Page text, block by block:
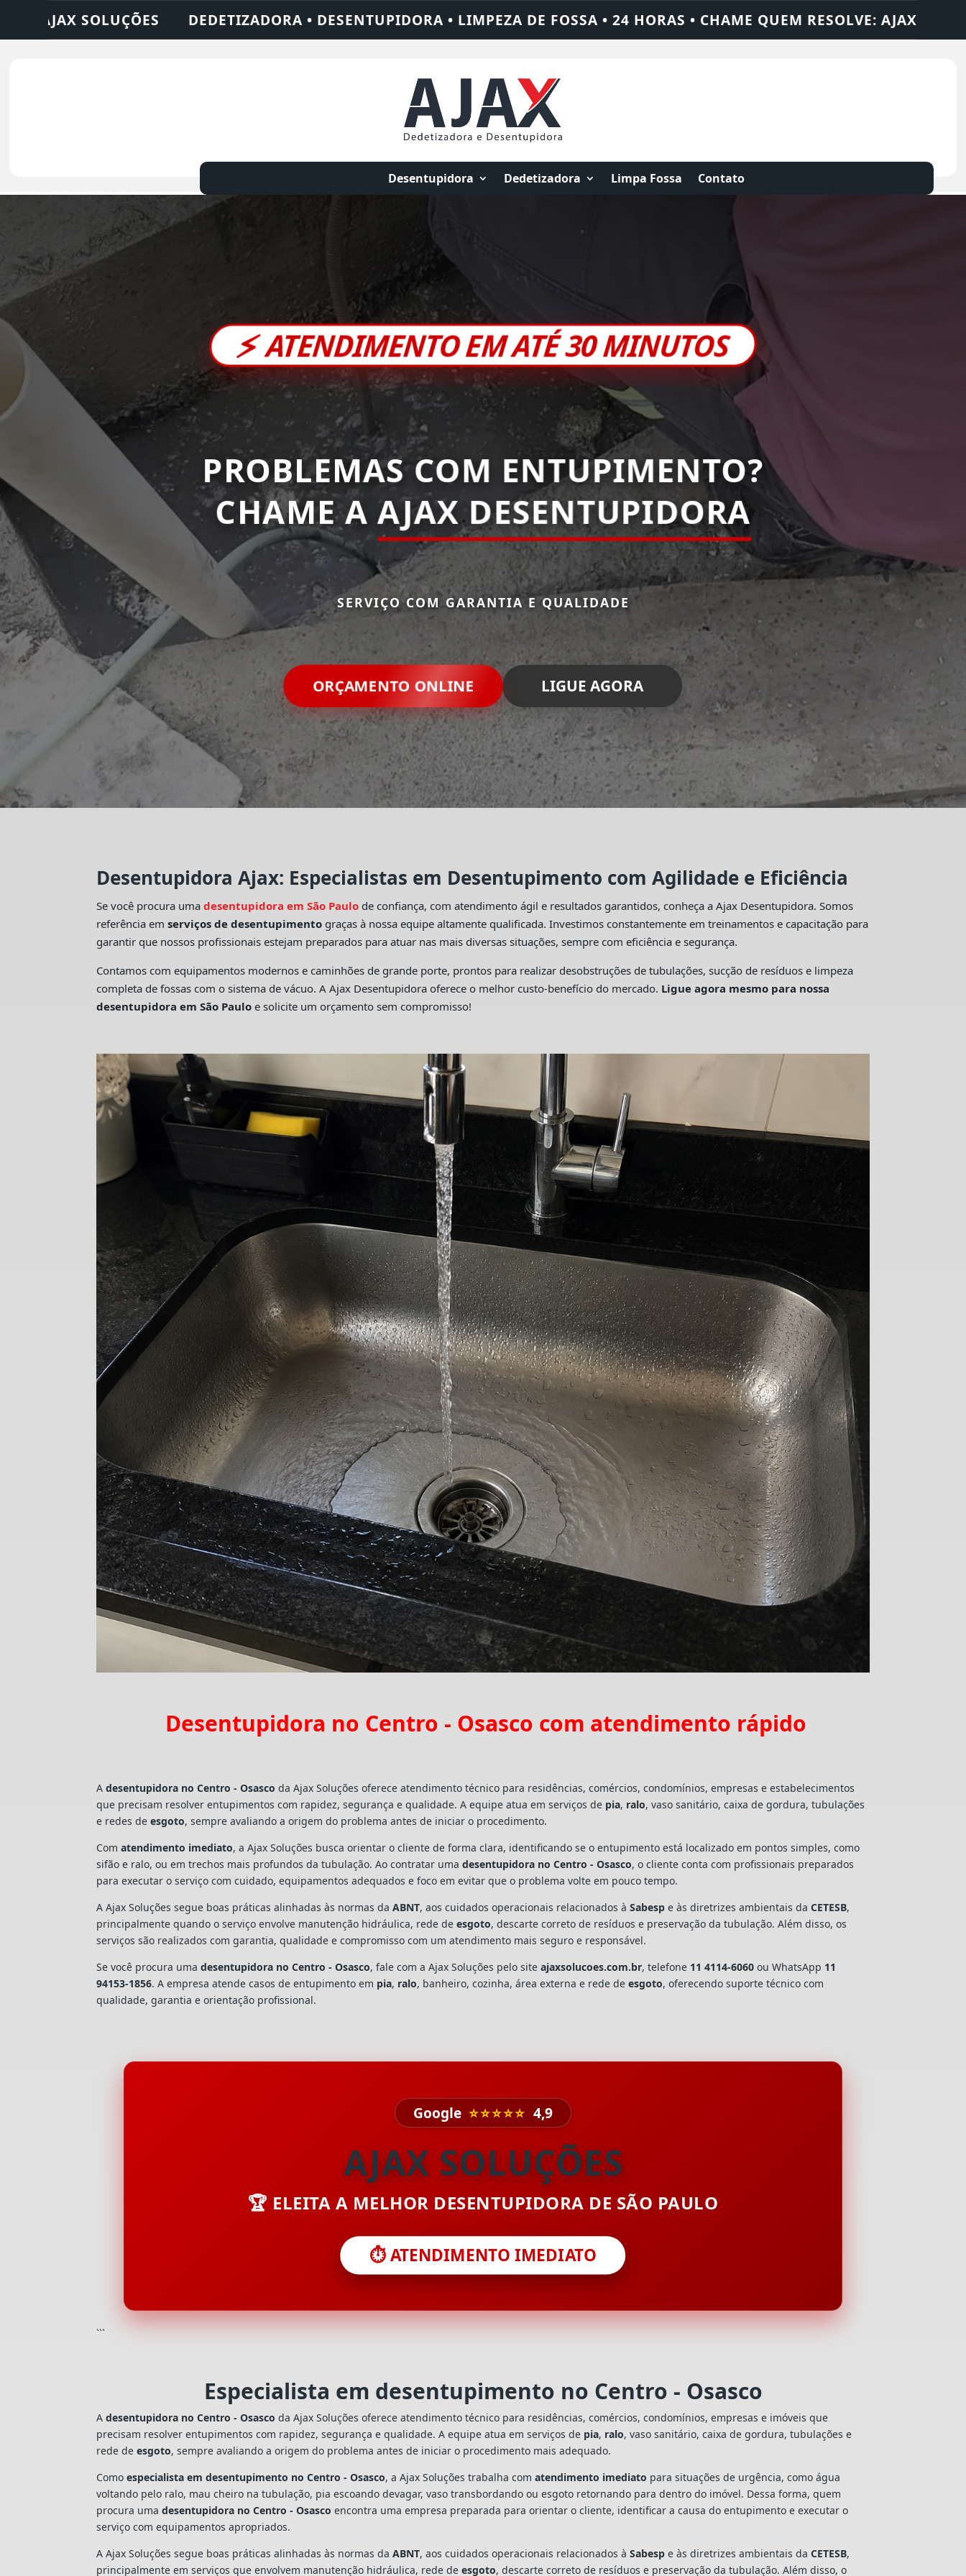
• DESENTUPIDORA • LIMPEZA DE FOSSA • 24 HORAS • CHAME QUEM RESOLVE: AJAX SOLUÇÕES DEDETIZADORA •
Desentupidora Dedetizadora Limpa Fossa Contato
⚡ATENDIMENTO EM ATÉ 30 MINUTOS
PROBLEMAS COM ENTUPIMENTO?
CHAME AAJAX DESENTUPIDORA
SERVIÇO COM GARANTIA E QUALIDADE
ORÇAMENTO ONLINE LIGUE AGORA
Desentupidora Ajax: Especialistas em Desentupimento com Agilidade e Eficiência
Se você procura umadesentupidora em São Paulo de confiança, com atendimento ágil e resultados garantidos, conheça a Ajax Desentupidora. Somos
referência emserviços de desentupimento graças à nossa equipe altamente qualificada. Investimos constantemente em treinamentos e capacitação para
garantir que nossos profissionais estejam preparados para atuar nas mais diversas situações, sempre com eficiência e segurança.
Contamos com equipamentos modernos e caminhões de grande porte, prontos para realizar desobstruções de tubulações, sucção de resíduos e limpeza
completa de fossas com o sistema de vácuo. A Ajax Desentupidora oferece o melhor custo-benefício do mercado. Ligue agora mesmo para nossa
desentupidora em São Paulo e solicite um orçamento sem compromisso!
Desentupidora no Centro - Osasco com atendimento rápido
Adesentupidora no Centro - Osasco da Ajax Soluções oferece atendimento técnico para residências, comércios, condomínios, empresas e estabelecimentos
que precisam resolver entupimentos com rapidez, segurança e qualidade. A equipe atua em serviços de pia, ralo, vaso sanitário, caixa de gordura, tubulações
e redes deesgoto, sempre avaliando a origem do problema antes de iniciar o procedimento.
Comatendimento imediato, a Ajax Soluções busca orientar o cliente de forma clara, identificando se o entupimento está localizado em pontos simples, como
sifão e ralo, ou em trechos mais profundos da tubulação. Ao contratar umadesentupidora no Centro - Osasco, o cliente conta com profissionais preparados
para executar o serviço com cuidado, equipamentos adequados e foco em evitar que o problema volte em pouco tempo.
A Ajax Soluções segue boas práticas alinhadas às normas daABNT, aos cuidados operacionais relacionados àSabesp e às diretrizes ambientais daCETESB,
principalmente quando o serviço envolve manutenção hidráulica, rede deesgoto, descarte correto de resíduos e preservação da tubulação. Além disso, os
serviços são realizados com garantia, qualidade e compromisso com um atendimento mais seguro e responsável.
Se você procura umadesentupidora no Centro - Osasco, fale com a Ajax Soluções pelo siteajaxsolucoes.com.br, telefone 11 4114-6060 ou WhatsApp 11
94153-1856. A empresa atende casos de entupimento em pia, ralo, banheiro, cozinha, área externa e rede deesgoto, oferecendo suporte técnico com
qualidade, garantia e orientação profissional.
Google ⭐⭐⭐⭐⭐ 4,9
AJAX SOLUÇÕES
🏆 ELEITA A MELHOR DESENTUPIDORA DE SÃO PAULO
⏱️ ATENDIMENTO IMEDIATO
```
Especialista em desentupimento no Centro - Osasco
Adesentupidora no Centro - Osasco da Ajax Soluções oferece atendimento técnico para residências, comércios, condomínios, empresas e imóveis que
precisam resolver entupimentos com rapidez, segurança e qualidade. A equipe atua em serviços de pia, ralo, vaso sanitário, caixa de gordura, tubulações e
rede deesgoto, sempre avaliando a origem do problema antes de iniciar o procedimento mais adequado.
Comoespecialista em desentupimento no Centro - Osasco, a Ajax Soluções trabalha comatendimento imediato para situações de urgência, como água
voltando pelo ralo, mau cheiro na tubulação, pia escoando devagar, vaso transbordando ou esgoto retornando para dentro do imóvel. Dessa forma, quem
procura umadesentupidora no Centro - Osasco encontra uma empresa preparada para orientar o cliente, identificar a causa do entupimento e executar o
serviço com equipamentos apropriados.
A Ajax Soluções segue boas práticas alinhadas às normas daABNT, aos cuidados operacionais relacionados àSabesp e às diretrizes ambientais daCETESB,
principalmente em serviços que envolvem manutenção hidráulica, rede deesgoto, descarte correto de resíduos e preservação da tubulação. Além disso, o